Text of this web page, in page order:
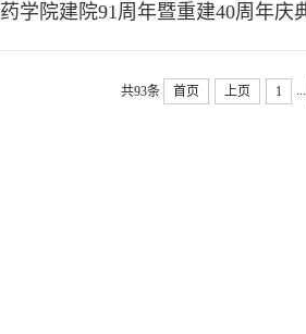
药学院建院91周年暨重建40周年庆
共93条 首页 上页 1